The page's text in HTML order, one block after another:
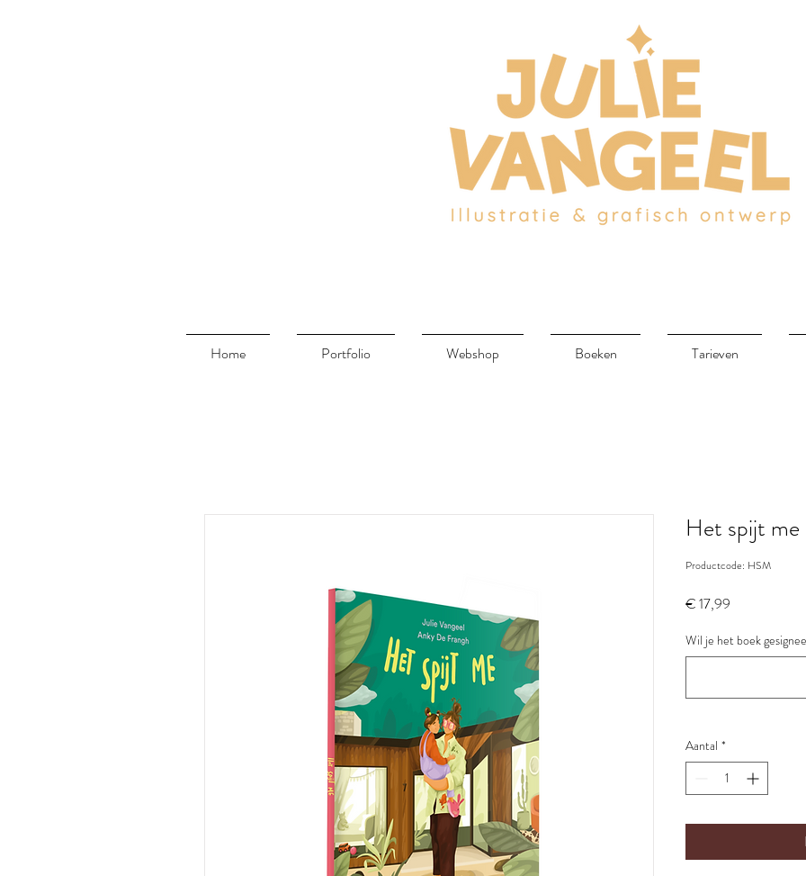
Home Portfolio Webshop Boeken Tarieven
Het spijt me
Productcode: HSM
€ 17,99
Wil je het boek
Aantal *